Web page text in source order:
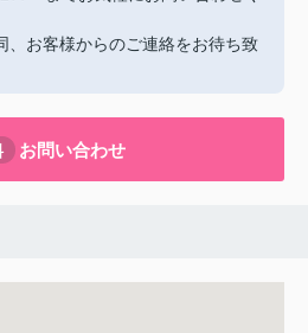
、お客様からのご連絡をお待ち致
お問い合わせ